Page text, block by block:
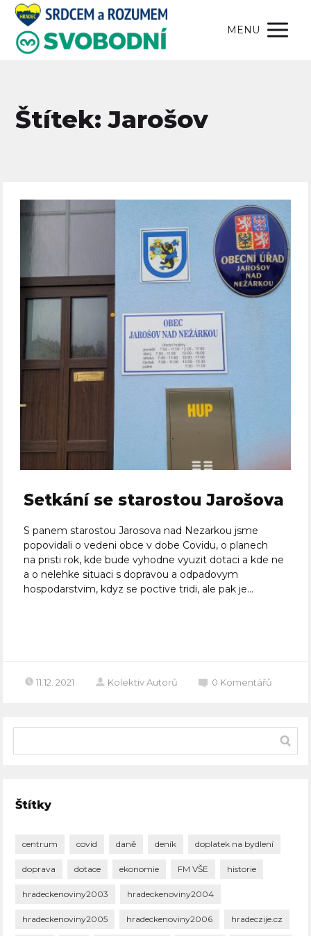
MENU
Štítek: Jarošov
Setkání se starostou Jarošova
S panem starostou Jarosova nad Nezarkou jsme
popovidali o vedeni obce v dobe Covidu, o planech
na pristi rok, kde bude vyhodne vyuzit dotaci a kde ne
a o nelehke situaci s dopravou a odpadovym
hospodarstvim, kdyz se poctive tridi, ale pak je...
11.12. 2021 Kolektiv Autorů 0 Komentářů
Štítky
centrum covid daně deník doplatek na bydlení
doprava dotace ekonomie FM VŠE historie
hradeckenoviny2003 hradeckenoviny2004
hradeckenoviny2005 hradeckenoviny2006 hradeczije.cz